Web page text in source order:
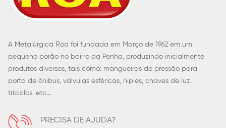
A Metalúrgica Roa foi fundada em Março de 1962 em um
pequeno porão no bairro da Penha, produzindo inicialmente
produtos diversos, tais como: mangueiras de pressão para
porta de ônibus, válvulas esféricas, niples, chaves de luz,
triciclos, etc...
PRECISA DE AJUDA?